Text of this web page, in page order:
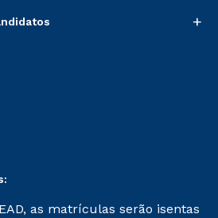
+
as matrículas serão isentas